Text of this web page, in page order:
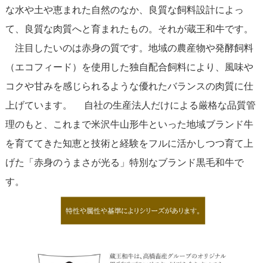
な水や土や恵まれた自然のなか、良質な飼料設計によっ
て、良質な肉質へと育まれたもの。それが蔵王和牛です。
注目したいのは赤身の質です。地域の農産物や発酵飼料
（エコフィード）を使用した独自配合飼料により、風味や
コクや甘みを感じられるような優れたバランスの肉質に仕
上げています。 自社の生産法人だけによる厳格な品質管
理のもと、これまで米沢牛山形牛といった地域ブランド牛
を育ててきた知恵と技術と経験をフルに活かしつつ育て上
げた「赤身のうまさが光る」特別なブランド黒毛和牛で
す。